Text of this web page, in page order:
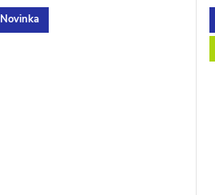
Full HD IPS displej 1920 × 1080...
Novinka